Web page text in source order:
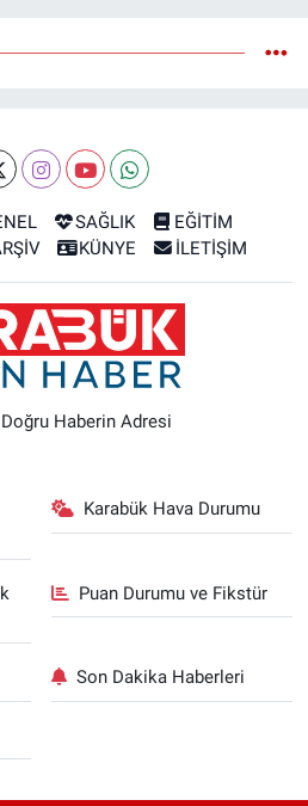
SAĞLIK
EĞİTİM
KÜNYE İLETİŞİM
Haberin Adresi
Karabük Hava Durumu
Puan Durumu ve Fikstür
Son Dakika Haberleri